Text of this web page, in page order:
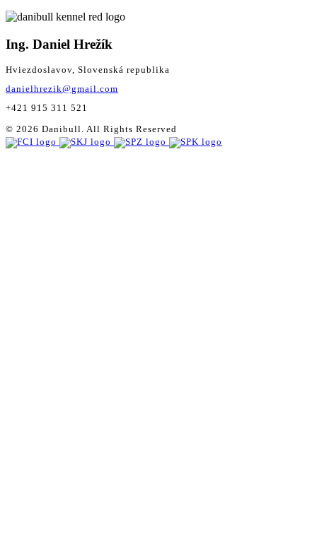
Ing. Daniel Hrežík
Hviezdoslavov, Slovenská republika
danielhrezik@gmail.com
+421 915 311 521
© 2026 Danibull. All Rights Reserved